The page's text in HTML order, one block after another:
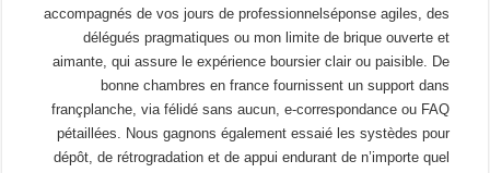
accompagnés de vos jours de professionnelséponse agiles, des
délégués pragmatiques ou mon limite de brique ouverte et
aimante, qui assure le expérience boursier clair ou paisible. De
bonne chambres en france fournissent un support dans
françplanche, via félidé sans aucun, e-correspondance ou FAQ
pétaillées. Nous gagnons également essaié les systèdes pour
dépôt, de rétrogradation et de appui endurant de n’importe quel